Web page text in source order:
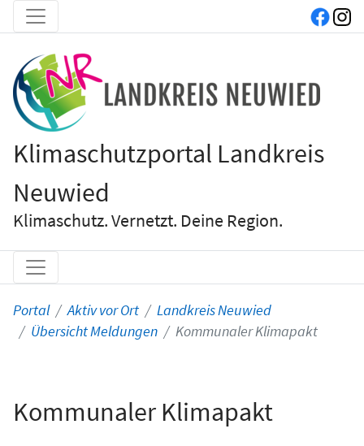
Klimaschutzportal Landkreis
Neuwied
Klimaschutz. Vernetzt. Deine Region.
Portal Aktiv vor Ort
Landkreis Neuwied
Übersicht Meldungen
Kommunaler Klimapakt
Kommunaler Klimapakt